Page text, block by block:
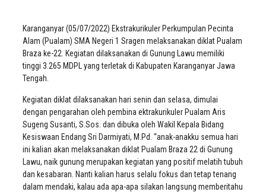
Karanganyar (05/07/2022) Ekstrakurikuler Perkumpulan Pecinta
Alam (Pualam) SMA Negeri 1 Sragen melaksanakan diklat Pualam
Braza ke-22. Kegiatan dilaksanakan di Gunung Lawu memiliki
tinggi 3.265 MDPL yang terletak di Kabupaten Karanganyar Jawa
Tengah.
Kegiatan diklat dilaksanakan hari senin dan selasa, dimulai
dengan pengarahan oleh pembina ektrakurikuler Pualam Aris
Sugeng Susanti, S.Sos. dan dibuka oleh Wakil Kepala Bidang
Kesiswaan Endang Sri Darmiyati, M.Pd. “anak-anakku semua hari
ini kalian akan melaksanakan diklat Pualam Braza 22 di Gunung
Lawu, naik gunung merupakan kegiatan yang positif melatih tubuh
dan kesabaran. Nanti kalian harus selalu fokus dan tetap tenang
dalam mendaki, kalau ada apa-apa silakan langsung memberitahu